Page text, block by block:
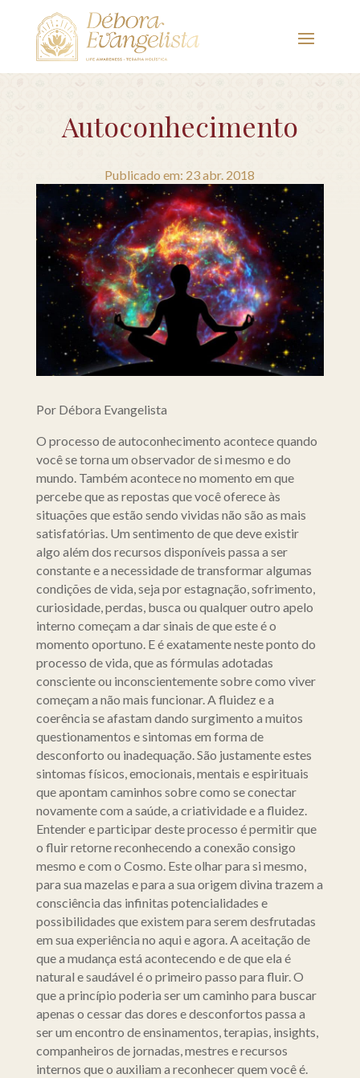
Autoconhecimento
Publicado em: 23 abr. 2018
Por Débora Evangelista
O processo de autoconhecimento acontece quando
você se torna um observador de si mesmo e do
mundo. Também acontece no momento em que
percebe que as repostas que você oferece às
situações que estão sendo vividas não são as mais
satisfatórias. Um sentimento de que deve existir
algo além dos recursos disponíveis passa a ser
constante e a necessidade de transformar algumas
condições de vida, seja por estagnação, sofrimento,
curiosidade, perdas, busca ou qualquer outro apelo
interno começam a dar sinais de que este é o
momento oportuno. E é exatamente neste ponto do
processo de vida, que as fórmulas adotadas
consciente ou inconscientemente sobre como viver
começam a não mais funcionar. A fluidez e a
coerência se afastam dando surgimento a muitos
questionamentos e sintomas em forma de
desconforto ou inadequação. São justamente estes
sintomas físicos, emocionais, mentais e espirituais
que apontam caminhos sobre como se conectar
novamente com a saúde, a criatividade e a fluidez.
Entender e participar deste processo é permitir que
o fluir retorne reconhecendo a conexão consigo
mesmo e com o Cosmo. Este olhar para si mesmo,
para sua mazelas e para a sua origem divina trazem a
consciência das infinitas potencialidades e
possibilidades que existem para serem desfrutadas
em sua experiência no aqui e agora. A aceitação de
que a mudança está acontecendo e de que ela é
natural e saudável é o primeiro passo para fluir. O
que a princípio poderia ser um caminho para buscar
apenas o cessar das dores e desconfortos passa a
ser um encontro de ensinamentos, terapias, insights,
companheiros de jornadas, mestres e recursos
internos que o auxiliam a reconhecer quem você é.